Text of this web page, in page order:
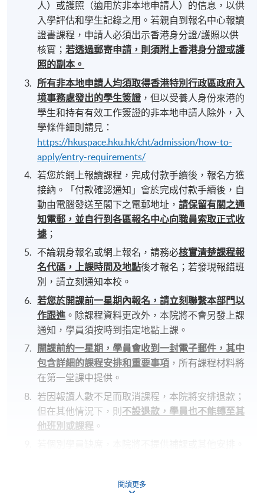
人）或護照（適用於非本地申請人）的信息，以供
入學評估和學生記錄之用。若親自到報名中心報讀
證書課程，申請人必須出示香港身分證/護照以供
核實；若透過郵寄申請，則須附上香港身分證或護
照的副本。
所有非本地申請人均須取得香港特別行政區政府入
境事務處發出的學生簽證 ，但以受養人身份來港的
學生和持有有效工作簽證的非本地申請人除外，入
學條件細則請見：
https://hkuspace.hku.hk/cht/admission/how-to-
apply/entry-requirements/
若您於網上報讀課程，完成付款手續後，報名方獲
接納。「付款確認通知」會於完成付款手續後，自
動由電腦發送至閣下之電郵地址，請保留有關之通
知電郵，並自行到各區報名中心向職員索取正式收
據 ；
不論親身報名或網上報名，請務必核實清楚課程報
名代碼，上課時間及地點後才報名；若發現報錯班
別，請立刻通知本校。
若您於開課前一星期內報名，請立刻聯繫本部門以
作跟進 。除課程資料更改外，本院將不會另發上課
通知，學員須按時到指定地點上課。
開課前約一星期，學員會收到一封電子郵件，其中
包含詳細的課程安排和重要事項 ，所有課程材料將
在第一堂課中提供。
若因報讀人數不足而取消課程，本院將安排退款；
但在其他情況下，則 不設退款，學員也不能轉至其
他班別或課程 。
2450-1946NW閱讀更多